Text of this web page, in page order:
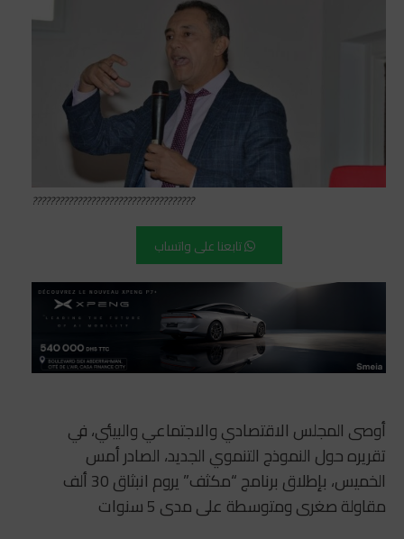
????????????????????????????????????
تابعنا على واتساب
أوصى المجلس الاقتصادي والاجتماعي والبيئي، في
تقريره حول النموذج التنموي الجديد، الصادر أمس
الخميس، بإطلاق برنامج “مكثف” يروم انبثاق 30 ألف
مقاولة صغرى ومتوسطة على مدى 5 سنوات